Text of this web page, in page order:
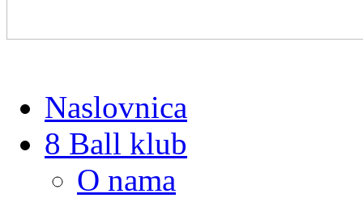
Naslovnica
8 Ball klub
O nama